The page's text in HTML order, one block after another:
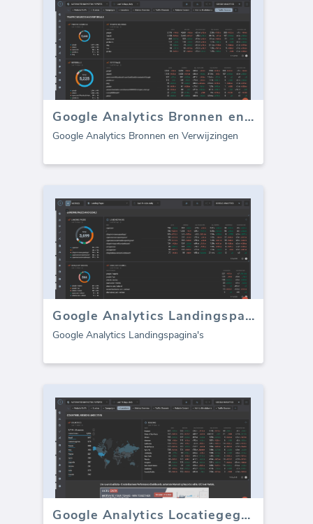
Google Analytics Bronnen en Verwijzingen
Google Analytics Bronnen en Verwijzingen
Google Analytics Landingspagina's
Google Analytics Landingspagina's
Google Analytics Locatiegegevens